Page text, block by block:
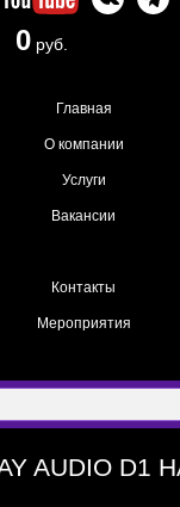
0 руб.
Главная
О компании
Услуги
Вакансии
Контакты
Мероприятия
AUDIO D1